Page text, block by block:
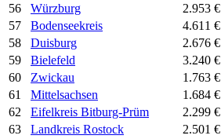
56
Würzburg 2.953 €
57
Bodenseekreis 4.611 €
58
Duisburg 2.676 €
59
Bielefeld 3.240 €
60
Zwickau 1.763 €
61
Mittelsachsen 1.684 €
62
Eifelkreis Bitburg-Prüm 2.299 €
63
Landkreis Rostock 2.501 €